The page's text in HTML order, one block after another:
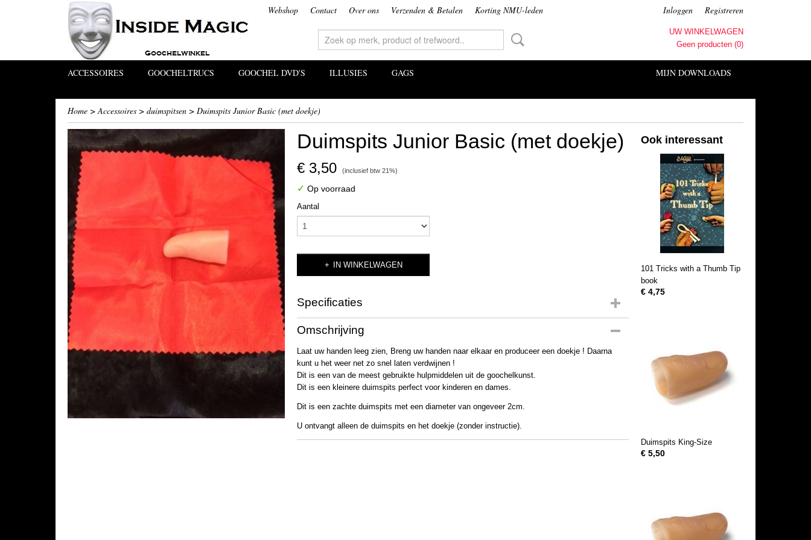
Webshop Contact Over ons Verzenden & Betalen Korting NMU-leden Inloggen Registreren
UW WINKELWAGEN
Geen producten (0)
MIJN DOWNLOADS
ACCESSOIRES GOOCHELTRUCS GOOCHEL DVD'S ILLUSIES GAGS
Home >Accessoires > duimspitsen > Duimspits Junior Basic (met doekje)
Duimspits Junior Basic (met doekje)
€ 3,50 (inclusief btw 21%)
✓ Op voorraad
Aantal
IN WINKELWAGEN
Specificaties
Productcode
Bruto gewicht
Omschrijving
Laat uw handen leeg zien, Breng uw handen naar elkaar en produceer een doekje ! Daarna
kunt u het weer net zo snel laten verdwijnen !
Dit is een van de meest gebruikte hulpmiddelen uit de goochelkunst.
Dit is een kleinere duimspits perfect voor kinderen en dames.
Dit is een zachte duimspits met een diameter van ongeveer 2cm.
U ontvangt alleen de duimspits en het doekje (zonder instructie).
Ook interessant
101 Tricks with a Thumb Tip
book
€ 4,75
Duimspits King-Size
€ 5,50